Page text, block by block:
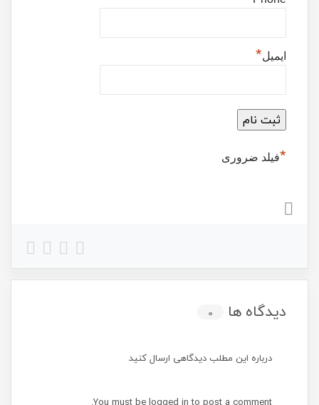
ایمیل*
*فیلد ضروری
دیدگاه ها 0
درباره این مطلب دیدگاهی ارسال کنید